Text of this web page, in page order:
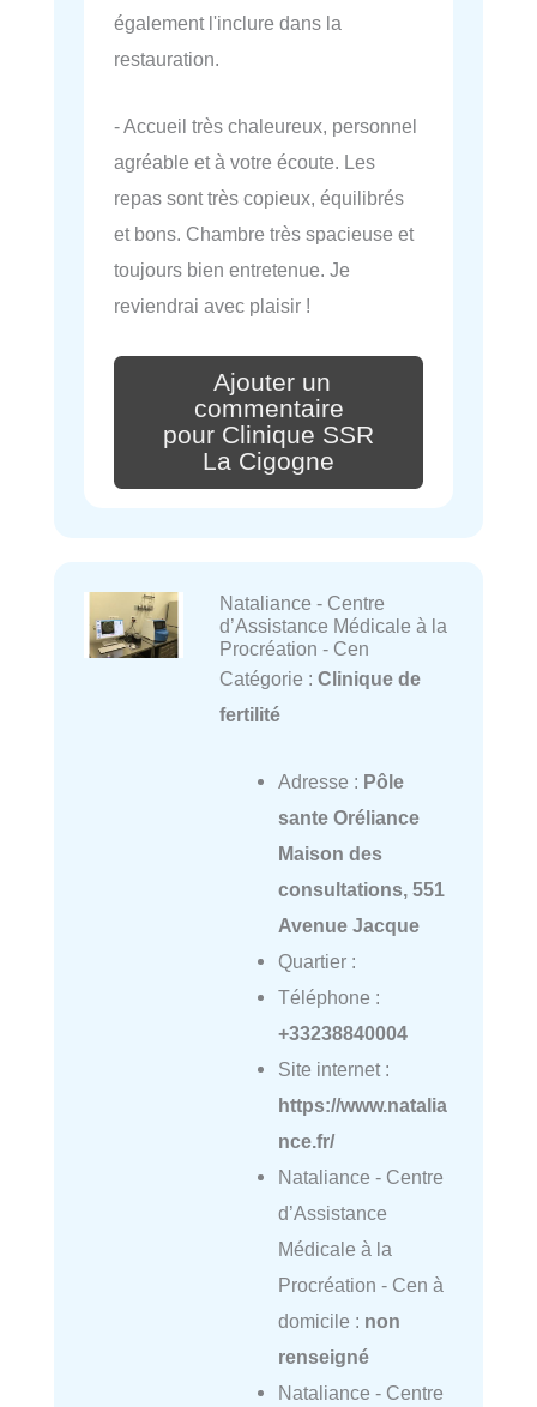
également l'inclure dans la
restauration.
- Accueil très chaleureux, personnel
agréable et à votre écoute. Les
repas sont très copieux, équilibrés
et bons. Chambre très spacieuse et
toujours bien entretenue. Je
reviendrai avec plaisir !
Ajouter un
commentaire
pour Clinique SSR
La Cigogne
Nataliance - Centre
d’Assistance Médicale à la
Procréation - Cen
Catégorie : Clinique de
fertilité
Adresse : Pôle
sante Oréliance
Maison des
consultations, 551
Avenue Jacque
Quartier :
Téléphone :
+33238840004
Site internet :
https://www.natalia
nce.fr/
Nataliance - Centre
d’Assistance
Médicale à la
Procréation - Cen à
domicile : non
renseigné
Nataliance - Centre